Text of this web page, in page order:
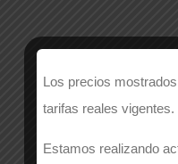
Los precios
tarifas reales vigentes.
Estamos realizando